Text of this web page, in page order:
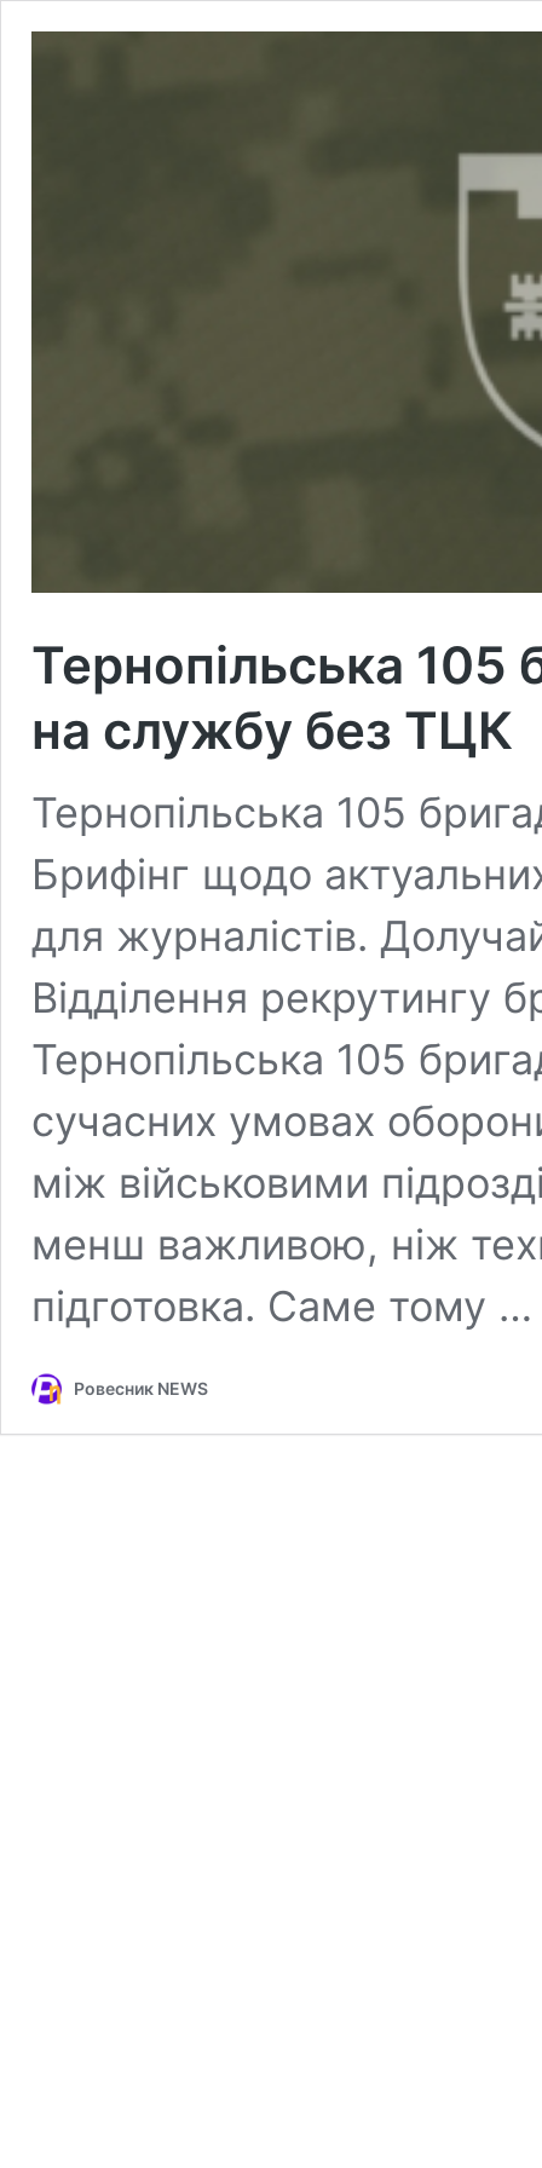
Тернопільська
на службу без ТЦК
Тернопільська 105
Брифінг щодо
для журналістів.
Відділення рекрутингу
Тернопільська 105
сучасних умовах
між військовими
менш важливою, ніж
підготовка. Саме тому
Ровесник NEWS